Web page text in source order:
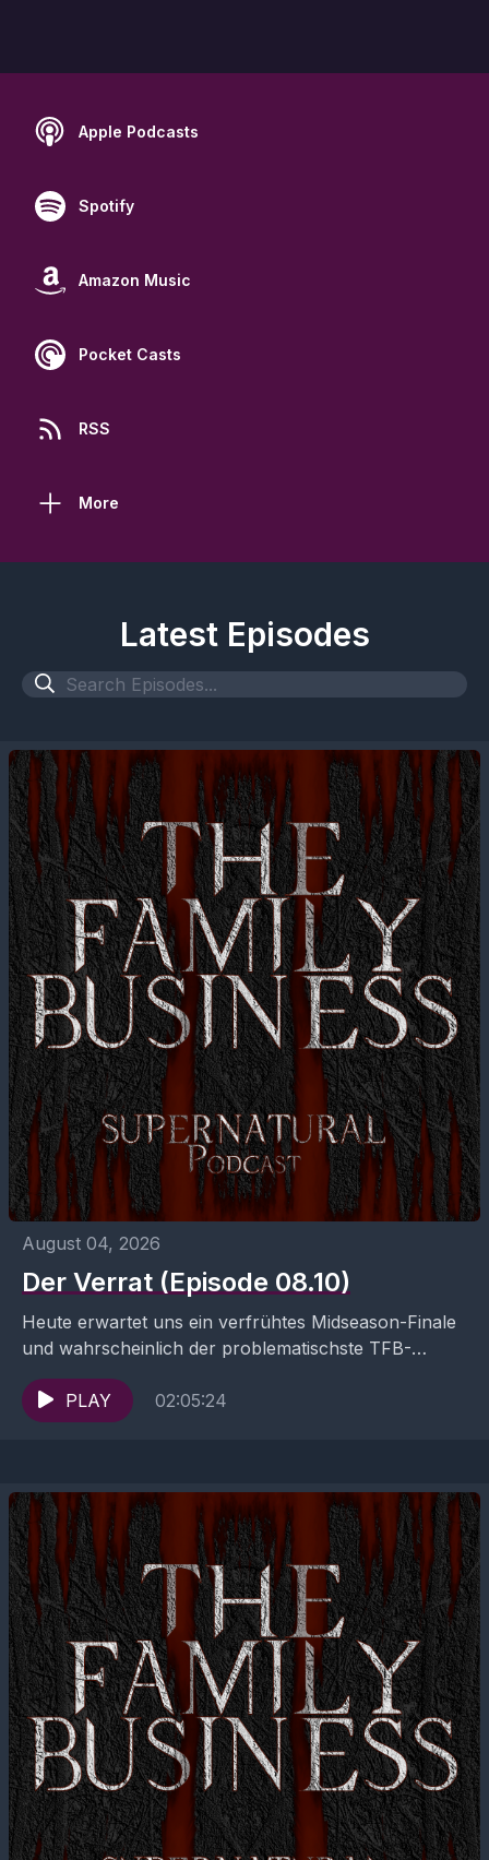
Apple Podcasts
Spotify
Amazon Music
Pocket Casts
RSS
More
Latest Episodes
August 04, 2026
Der Verrat (Episode 08.10)
Heute erwartet uns ein verfrühtes Midseason-Finale
und wahrscheinlich der problematischste TFB-
Folgenanfang seit langer, langer Zeit. Wenn ihr
trotzdem dranbleibt erfahrt ihr vom Enten-Derby in...
PLAY 02:05:24